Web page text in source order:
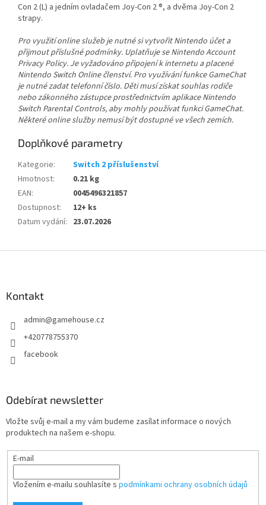
Con 2 (L) a jedním ovladačem Joy-Con 2 ®, a dvěma Joy-Con 2
strapy.
Pro využití online služeb je nutné si vytvořit Nintendo účet a
přijmout příslušné podmínky. Uplatňuje se Nintendo Account
Privacy Policy. Je vyžadováno připojení k internetu a placené
Nintendo Switch Online členství. Pro využívání funkce GameChat
je nutné zadat telefonní číslo. Děti musí získat souhlas rodiče
nebo zákonného zástupce prostřednictvím aplikace Nintendo
Switch Parental Controls, aby mohly používat funkci GameChat.
Některé online služby nemusí být dostupné ve všech zemích.
Doplňkové parametry
Kategorie:
Switch 2 příslušenství
Hmotnost:
0.21 kg
EAN:
0045496321857
Dostupnost:
12+ ks
Datum vydání: 23.07.2026
Kontakt
admin@gamehouse.cz
+420778755370
facebook
Odebírat newsletter
Vložte svůj e-mail a my vám budeme zasílat informace o nových
produktech na našem e-shopu.
E-mail
Vložením e-mailu souhlasíte s podmínkami ochrany osobních údajů